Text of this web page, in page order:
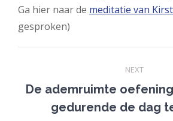
Ga hier naar de meditatie van
gesproken)
navigation
NEXT
Next
post:
De ademruimte
gedurende de dag